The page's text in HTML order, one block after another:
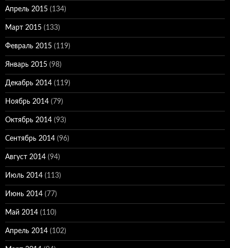
Апрель 2015 (134)
Март 2015 (133)
Февраль 2015 (119)
Январь 2015 (98)
Декабрь 2014 (119)
Ноябрь 2014 (79)
Октябрь 2014 (93)
Сентябрь 2014 (96)
Август 2014 (94)
Июль 2014 (113)
Июнь 2014 (77)
Май 2014 (110)
Апрель 2014 (102)